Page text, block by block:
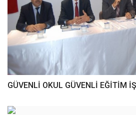
GÜVENLİ OKUL GÜVENLİ EĞİTİM